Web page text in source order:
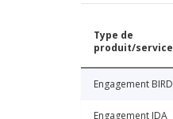
Type de
produit/service
Engagement BIRD
Engagement IDA